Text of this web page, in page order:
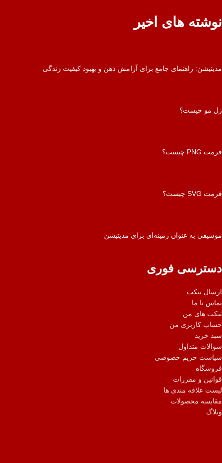
نوشته های اخیر
مدیتیشن: راهنمای جامع برای آرامش ذهن و بهبود کیفیت زندگی
ژل مو چیست؟
فرمت PNG چیست؟
فرمت SVG چیست؟
موسیقی به عنوان زمینه‌ای برای مدیتیشن
دسترسی فوری
ارسال تیکت
تماس با ما
تیکت های من
حساب کاربری من
سبد خرید
سوالات متداول
سیاست حریم خصوصی
فروشگاه
قوانین و مقررات
لیست علاقه مندی ها
مقایسه محصولات
وبلاگ